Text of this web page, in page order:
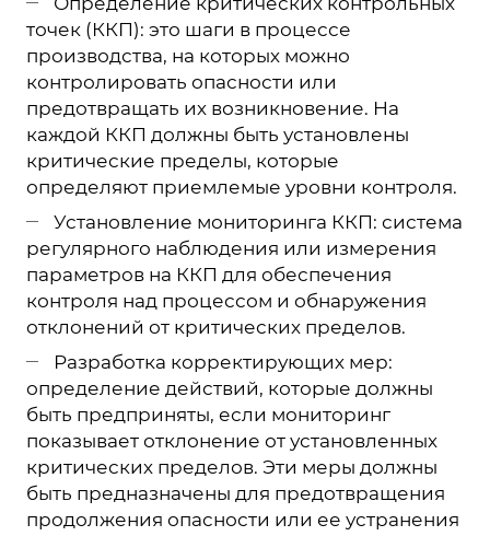
точек (ККП): это шаги в процессе
производства, на которых можно
контролировать опасности или
предотвращать их возникновение. На
каждой ККП должны быть установлены
критические пределы, которые
определяют приемлемые уровни контроля.
Установление мониторинга ККП: система
регулярного наблюдения или измерения
параметров на ККП для обеспечения
контроля над процессом и обнаружения
отклонений от критических пределов.
Разработка корректирующих мер:
определение действий, которые должны
быть предприняты, если мониторинг
показывает отклонение от установленных
критических пределов. Эти меры должны
быть предназначены для предотвращения
продолжения опасности или ее устранения